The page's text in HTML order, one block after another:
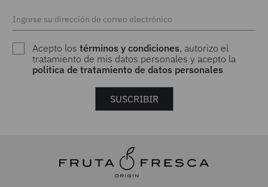
Acepto lostérminos y condiciones, autorizo el
tratamiento de mis datos personales y acepto la
politica de tratamiento de datos personales
SUSCRIBIR